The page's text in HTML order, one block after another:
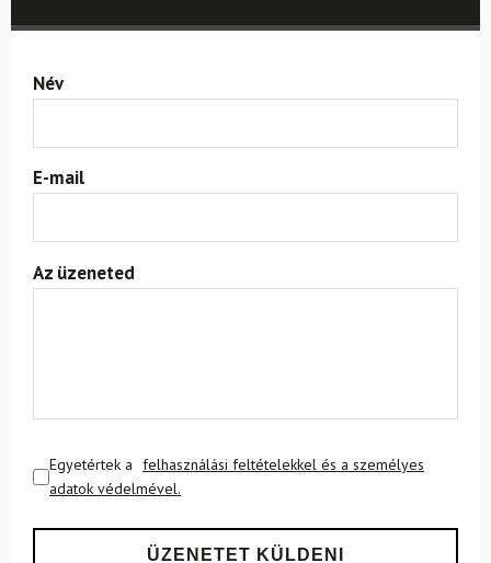
Név
E-mail
Az üzeneted
Egyetértek a felhasználási feltételekkel és a személyes
adatok védelmével.